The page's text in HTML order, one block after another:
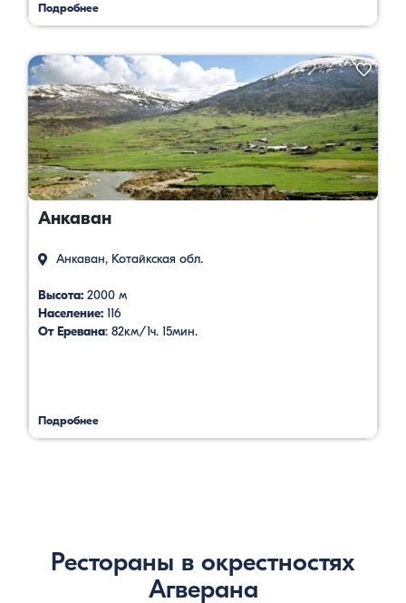
Подробнее
Анкаван
Анкаван, Котайкская обл.
Высота: 2000 м
Население: 116
От Еревана: 82км/1ч. 15мин.
Подробнее
Рестораны в окрестностях
Агверана